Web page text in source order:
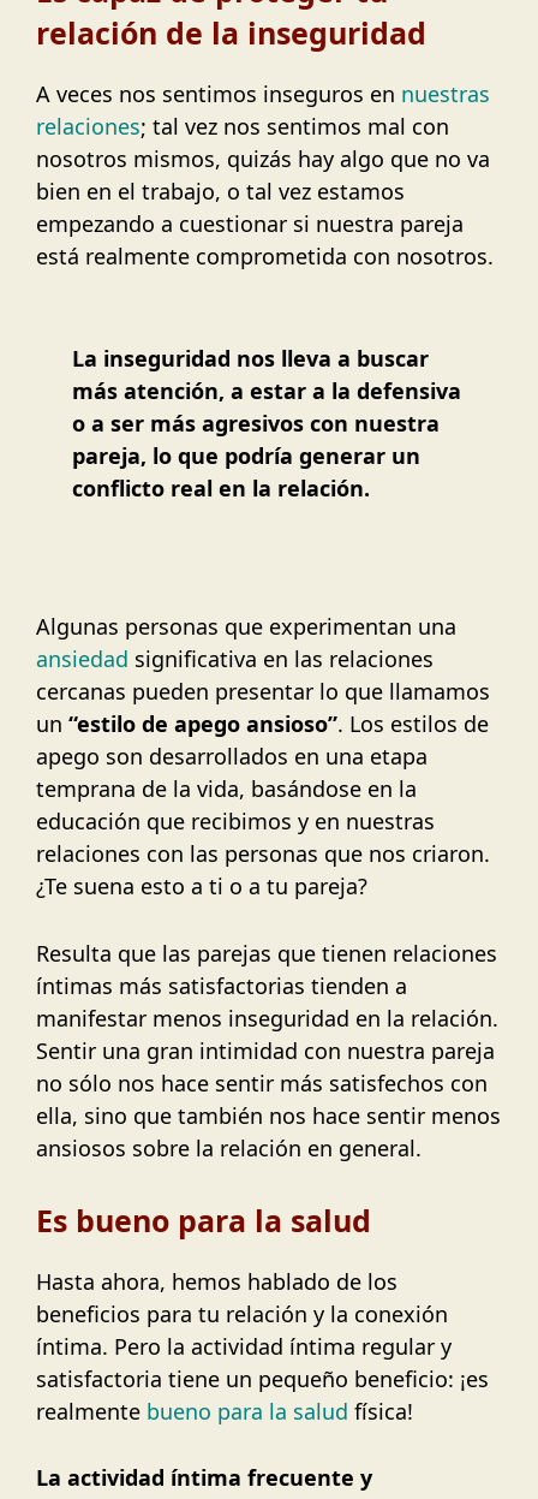
relación de la inseguridad
A veces nos sentimos inseguros en nuestras
relaciones; tal vez nos sentimos mal con
nosotros mismos, quizás hay algo que no va
bien en el trabajo, o tal vez estamos
empezando a cuestionar si nuestra pareja
está realmente comprometida con nosotros.
La inseguridad nos lleva a buscar
más atención, a estar a la defensiva
o a ser más agresivos con nuestra
pareja, lo que podría generar un
conflicto real en la relación.
Algunas personas que experimentan una
ansiedad significativa en las relaciones
cercanas pueden presentar lo que llamamos
un “estilo de apego ansioso”. Los estilos de
apego son desarrollados en una etapa
temprana de la vida, basándose en la
educación que recibimos y en nuestras
relaciones con las personas que nos criaron.
¿Te suena esto a ti o a tu pareja?
Resulta que las parejas que tienen relaciones
íntimas más satisfactorias tienden a
manifestar menos inseguridad en la relación.
Sentir una gran intimidad con nuestra pareja
no sólo nos hace sentir más satisfechos con
ella, sino que también nos hace sentir menos
ansiosos sobre la relación en general.
Es bueno para la salud
Hasta ahora, hemos hablado de los
beneficios para tu relación y la conexión
íntima. Pero la actividad íntima regular y
satisfactoria tiene un pequeño beneficio: ¡es
realmente bueno para la salud física!
La actividad íntima frecuente y